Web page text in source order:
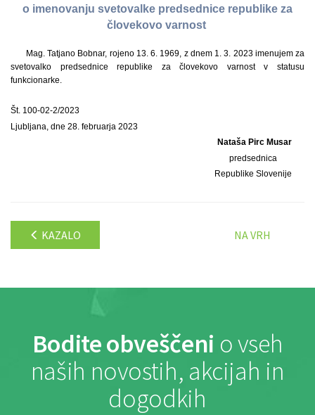
o imenovanju svetovalke predsednice republike za
človekovo varnost
Mag. Tatjano Bobnar, rojeno 13. 6. 1969, z dnem 1. 3. 2023 imenujem za
svetovalko predsednice republike za človekovo varnost v statusu
funkcionarke.
Št. 100-02-2/2023
Ljubljana, dne 28. februarja 2023
Nataša Pirc Musar
predsednica
Republike Slovenije
KAZALO NA VRH
Bodite obveščeni o vseh
naših novostih, akcijah in
dogodkih